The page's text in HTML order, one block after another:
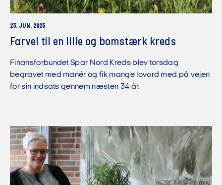
23. JUN. 2025
Farvel til en lille og bomstærk kreds
Finansforbundet Spar Nord Kreds blev torsdag
begravet med manér og fik mange lovord med på vejen
for sin indsats gennem næsten 34 år.